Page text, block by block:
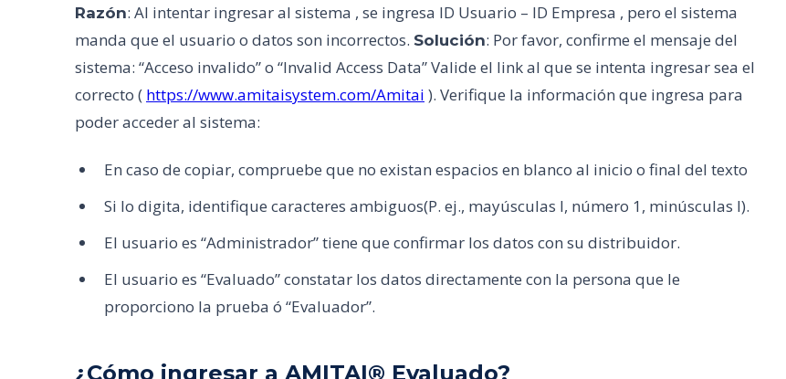
Razón: Al intentar ingresar al sistema , se ingresa ID Usuario – ID Empresa , pero el sistema
manda que el usuario o datos son incorrectos. Solución: Por favor, confirme el mensaje del
sistema: “Acceso invalido” o “Invalid Access Data” Valide el link al que se intenta ingresar sea el
correcto ( https://www.amitaisystem.com/Amitai ). Verifique la información que ingresa para
poder acceder al sistema:
En caso de copiar, compruebe que no existan espacios en blanco al inicio o final del texto
Si lo digita, identifique caracteres ambiguos(P. ej., mayúsculas I, número 1, minúsculas l).
El usuario es “Administrador” tiene que confirmar los datos con su distribuidor.
El usuario es “Evaluado” constatar los datos directamente con la persona que le
proporciono la prueba ó “Evaluador”.
¿Cómo ingresar a AMITAI® Evaluado?